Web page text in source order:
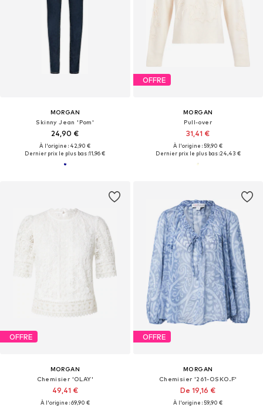
MORGAN
Skinny Jean 'Pom'
24,90 €
À l'origine : 42,90 €
Dernier prix le plus bas :11,96 €
OFFRE
MORGAN
Pull-over
31,41 €
À l'origine : 59,90 €
Dernier prix le plus bas :24,43 €
OFFRE
MORGAN
Chemisier 'OLAY'
49,41 €
À l'origine : 69,90 €
OFFRE
MORGAN
Chemisier '261-OSKO.F'
De 19,16 €
À l'origine : 59,90 €